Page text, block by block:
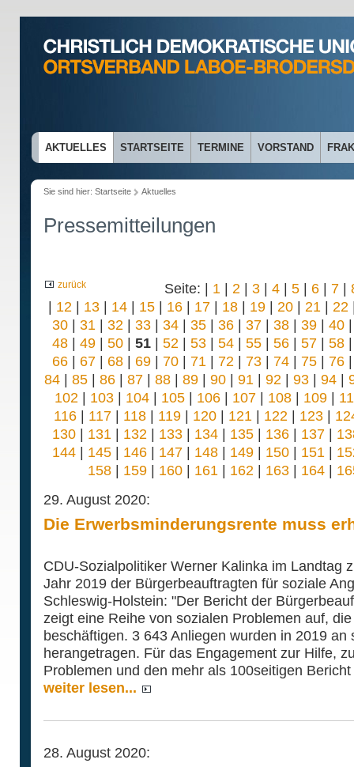
AKTUELLES STARTSEITE TERMINE VORSTAND
Sie sind hier: Startseite Aktuelles
Pressemitteilungen
zurück Seite: | 1 | 2 | 3 | 4 | 5 | 6 | 7 |
| 12 | 13| 14| 15| 16| 17| 18| 19| 20| 21 | 22
30| 31 | 32 | 33| 34| 35| 36| 37| 38| 39| 40
48| 49| 50| 51| 52 | 53| 54| 55| 56| 57| 58
66| 67| 68| 69| 70| 71 | 72 | 73| 74| 75| 76
84| 85| 86| 87| 88| 89| 90| 91 | 92 | 93| 94|
102 | 103 | 104 | 105 | 106 | 107 | 108 | 109 |
116| 117| 118| 119| 120| 121 | 122 | 123|
130| 131 | 132 | 133| 134| 135| 136| 137|
144| 145| 146| 147| 148| 149| 150| 151 |
158| 159| 160| 161 | 162 | 163| 164|
29. August 2020:
Die Erwerbsminderungsrente muss
CDU-Sozialpolitiker Werner Kalinka im Landtag
Jahr 2019 der Bürgerbeauftragten für soziale
Schleswig-Holstein: "Der Bericht der
zeigt eine Reihe von sozialen Problemen auf,
beschäftigen. 3 643 Anliegen wurden in 2019 an
herangetragen. Für das Engagement zur Hilfe,
Problemen und den mehr als 100seitigen
weiter lesen...
28. August 2020: